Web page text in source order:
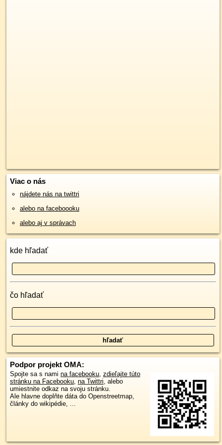
Viac o nás
nájdete nás na twittri
alebo na faceboooku
alebo aj v správach
kde hľadať
čo hľadať
Podpor projekt OMA:
Spojte sa s nami na facebooku, zdieľajte túto
stránku na Facebooku, na Twittri, alebo
umiestnite odkaz na svoju stránku.
Ale hlavne doplňte dáta do Openstreetmap,
články do wikipédie, ...